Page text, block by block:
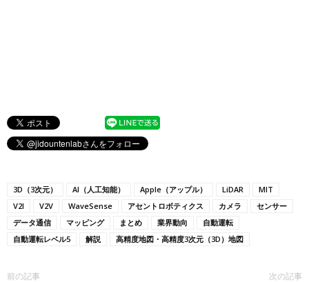
3D（3次元） AI（人工知能） Apple（アップル） LiDAR
MIT
V2I
V2V WaveSense アセントロボティクス カメラ
センサー
データ通信
マッピング まとめ 業界動向
自動運転
自動運転レベル5
解説 高精度地図・高精度3次元（3D）地図
前の記事 次の記事